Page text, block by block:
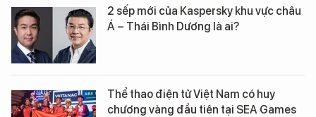
2 sếp mới của Kaspersky khu vực châu
Á – Thái Bình Dương là ai?
Thể thao điện tử Việt Nam có huy
chương vàng đầu tiên tại SEA Games